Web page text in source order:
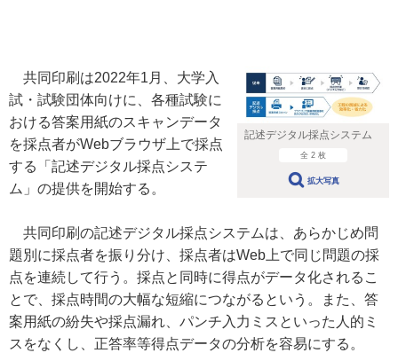
記述デジタル採点システム
全 2 枚
拡大写真
共同印刷は2022年1月、大学入
試・試験団体向けに、各種試験に
おける答案用紙のスキャンデータ
を採点者がWebブラウザ上で採点
する「記述デジタル採点システ
ム」の提供を開始する。
共同印刷の記述デジタル採点システムは、あらかじめ問
題別に採点者を振り分け、採点者はWeb上で同じ問題の採
点を連続して行う。採点と同時に得点がデータ化されるこ
とで、採点時間の大幅な短縮につながるという。また、答
案用紙の紛失や採点漏れ、パンチ入力ミスといった人的ミ
スをなくし、正答率等得点データの分析を容易にする。